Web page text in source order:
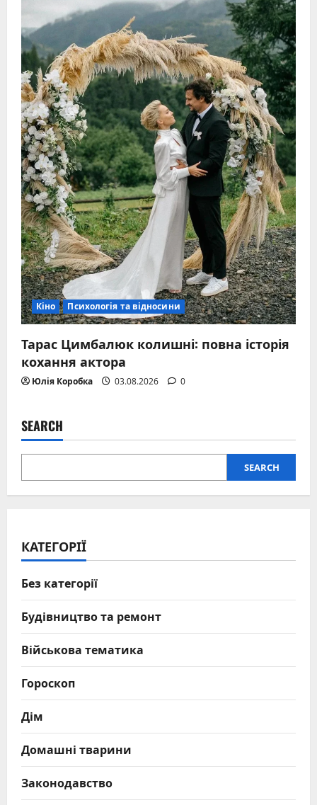
Кіно Психологія та відносини
Тарас Цимбалюк колишні: повна історія
кохання актора
Юлія Коробка 03.08.2026 0
SEARCH
SEARCH
КАТЕГОРІЇ
Без категорії
Будівництво та ремонт
Військова тематика
Гороскоп
Дім
Домашні тварини
Законодавство